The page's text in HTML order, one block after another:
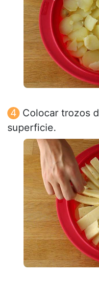
Colocar trozos
superficie.